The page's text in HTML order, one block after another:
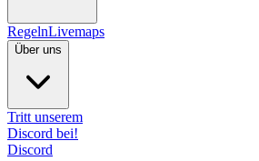
RegelnLivemaps
Über uns
Tritt unserem
Discord bei!
Discord